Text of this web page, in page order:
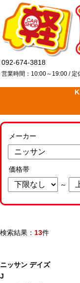
092-674-3818
営業時間：10:00～19:00 / 定
メーカー
価格帯
～
検索結果： 13件
ニッサン デイズ
J